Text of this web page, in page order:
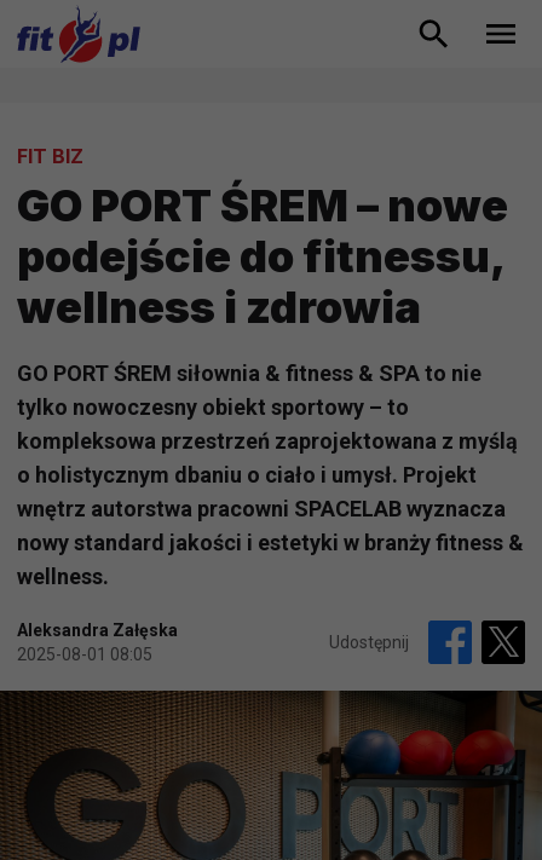
FIT BIZ
GO PORT ŚREM – nowe
podejście do fitnessu,
wellness i zdrowia
GO PORT ŚREM siłownia & fitness & SPA to nie
tylko nowoczesny obiekt sportowy – to
kompleksowa przestrzeń zaprojektowana z myślą
o holistycznym dbaniu o ciało i umysł. Projekt
wnętrz autorstwa pracowni SPACELAB wyznacza
nowy standard jakości i estetyki w branży fitness &
wellness.
Aleksandra Załęska
2025-08-01 08:05
Udostępnij